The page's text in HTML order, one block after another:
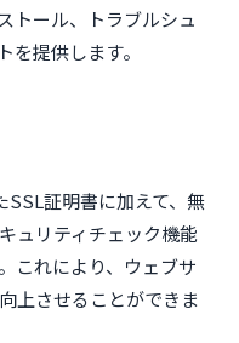
トール、トラブルシュ
を提供します。
証明書に加えて、無
ュリティチェック機能
これにより、ウェブサ
上させることができま